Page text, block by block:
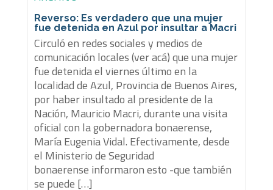
Reverso: Es verdadero que una mujer
fue detenida en Azul por insultar a Macri
Circuló en redes sociales y medios de
comunicación locales (ver acá) que una mujer
fue detenida el viernes último en la
localidad de Azul, Provincia de Buenos Aires,
por haber insultado al presidente de la
Nación, Mauricio Macri, durante una visita
oficial con la gobernadora bonaerense,
María Eugenia Vidal. Efectivamente, desde
el Ministerio de Seguridad
bonaerense informaron esto -que también
se puede […]